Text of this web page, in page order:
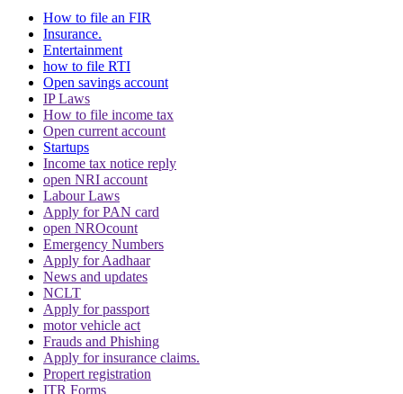
Topics
Jharkhand Panchayat Election
High Court Municipalty Election
Trending in Hindi
CJI पर जूता फेंकने वाले वकील की बढ़ी मुश्किलें, AG
ने 'अवमानना' की कार्यवाही शुरू करने की इजाजत दी
पर्सनैलिटी राइट्स मामले में ऋतिक रोशन को मिली
Delhi HC को बड़ी राहत, कहा- ऑनलाइन प्लेटफॉर्म्स
How to file an FIR
Insurance.
Entertainment
how to file RTI
Open savings account
IP Laws
How to file income tax
Open current account
Startups
Income tax notice reply
open NRI account
Labour Laws
Apply for PAN card
open NROcount
Emergency Numbers
Apply for Aadhaar
News and updates
NCLT
Apply for passport
motor vehicle act
Frauds and Phishing
Apply for insurance claims.
Propert registration
ITR Forms